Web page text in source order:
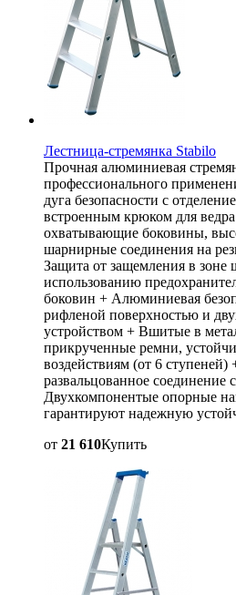
Лестница-стремянка Stabilo
Прочная алюминиевая
профессионального
дуга безопасности с
встроенным крюком для
охватывающие боковины,
шарнирные соединения на
Защита от защемления в зоне
использованию
боковин + Алюминиевая
рифленой поверхностью и
устройством + Вшитые в
прикрученные ремни,
воздействиям (от 6
развальцованное соединение
Двухкомпонентые опорные
гарантируют надежную
от 21 610Купить